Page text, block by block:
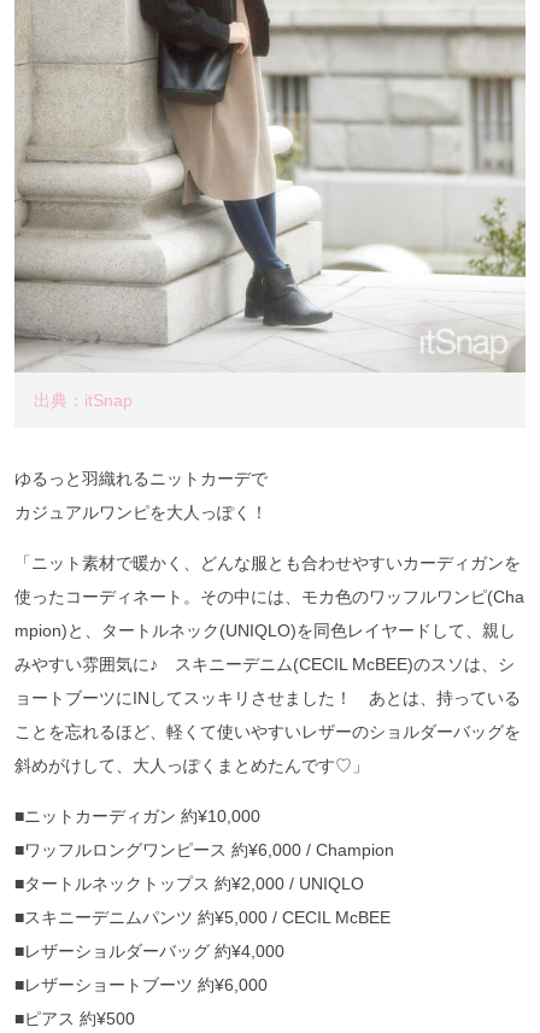
出典：itSnap
ゆるっと羽織れるニットカーデで
カジュアルワンピを大人っぽく！
「ニット素材で暖かく、どんな服とも合わせやすいカーディガンを
使ったコーディネート。その中には、モカ色のワッフルワンピ(Cha
mpion)と、タートルネック(UNIQLO)を同色レイヤードして、親し
みやすい雰囲気に♪ スキニーデニム(CECIL McBEE)のスソは、シ
ョートブーツにINしてスッキリさせました！ あとは、持っている
ことを忘れるほど、軽くて使いやすいレザーのショルダーバッグを
斜めがけして、大人っぽくまとめたんです♡」
■ニットカーディガン 約¥10,000
■ワッフルロングワンピース 約¥6,000 / Champion
■タートルネックトップス 約¥2,000 / UNIQLO
■スキニーデニムパンツ 約¥5,000 / CECIL McBEE
■レザーショルダーバッグ 約¥4,000
■レザーショートブーツ 約¥6,000
■ピアス 約¥500